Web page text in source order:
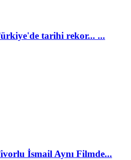
tarihi rekor... ...
İsmail Aynı Filmde...